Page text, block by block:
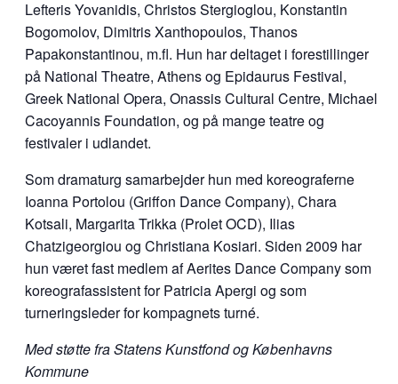
Lefteris Yovanidis, Christos Stergioglou, Konstantin
Bogomolov, Dimitris Xanthopoulos, Thanos
Papakonstantinou, m.fl. Hun har deltaget i forestillinger
på National Theatre, Athens og Epidaurus Festival,
Greek National Opera, Onassis Cultural Centre, Michael
Cacoyannis Foundation, og på mange teatre og
festivaler i udlandet.
Som dramaturg samarbejder hun med koreograferne
Ioanna Portolou (Griffon Dance Company), Chara
Kotsali, Margarita Trikka (Prolet OCD), Ilias
Chatzigeorgiou og Christiana Kosiari. Siden 2009 har
hun været fast medlem af Aerites Dance Company som
koreografassistent for Patricia Apergi og som
turneringsleder for kompagnets turné.
Med støtte fra Statens Kunstfond og Københavns
Kommune